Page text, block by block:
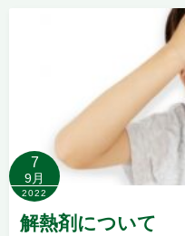
7
9月
2022
解熱剤について